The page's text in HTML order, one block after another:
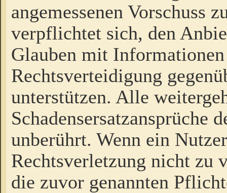
angemessenen Vorschuss
verpflichtet sich, den
Glauben mit
Rechtsverteidigung
unterstützen. Alle
Schadensersatzansprüche
unberührt. Wenn ein
Rechtsverletzung nicht zu
die zuvor genannten